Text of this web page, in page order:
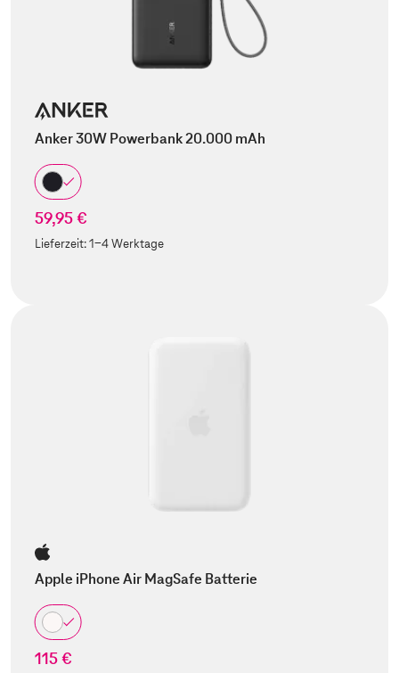
Anker 30W Powerbank 20.000 mAh
59,95 €
Lieferzeit:1-4 Werktage
Apple iPhone Air MagSafe Batterie
115 €